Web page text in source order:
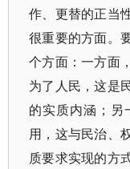
作、更替的正当
很重要的方面。
个方面：一方面
为了人民，这是
的实质内涵；另
用，这与民治、
质要求实现的方